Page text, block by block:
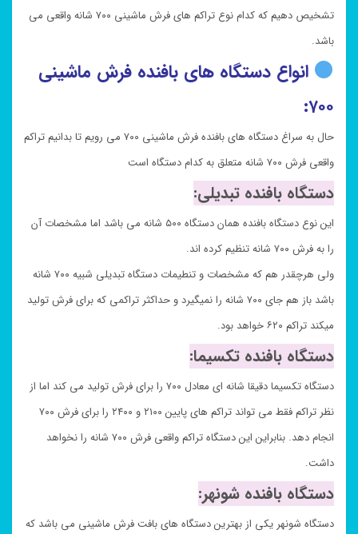
تشخیص دهیم که کدام نوع تراکم های فرش ماشینی ۷۰۰ شانه واقعی می
باشد.
انواع دستگاه های بافنده فرش ماشینی
۷۰۰:
حال به سراغ دستگاه های بافنده فرش ماشینی ۷۰۰ می رویم تا بدانیم تراکم
واقعی فرش ۷۰۰ شانه متعلق به کدام دستگاه است
دستگاه بافنده تبدیلی:
این نوع دستگاه بافنده همان دستگاه ۵۰۰ شانه می باشد اما مشخصات آن
را به فرش ۷۰۰ شانه تنظیم کرده اند.
ولی هرچقدر هم که مشخصات و تنطیمات دستگاه تبدیلی شبیه ۷۰۰ شانه
باشد باز هم جای ۷۰۰ شانه را نمیگیرد و حداکثر تراکمی که برای فرش تولید
میکند تراکم ۶۲۰ خواهد بود.
دستگاه بافنده تکسیما:
دستگاه تکسیما دقیقا شانه ای معادل ۷۰۰ را برای فرش تولید می کند اما از
نظر تراکم فقط می تواند تراکم های پایین ۲۱۰۰ و ۲۴۰۰ را برای فرش ۷۰۰
انجام دهد. بنابراین این دستگاه تراکم واقعی فرش ۷۰۰ شانه را نخواهد
داشت.
دستگاه بافنده شونهر:
دستگاه شونهر یکی از بهترین دستگاه های بافت فرش ماشینی می باشد که